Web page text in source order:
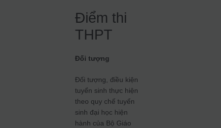
Điểm thi
THPT
Đối tượng
Đối tượng, điều kiện
tuyển sinh thực hiện
theo quy chế tuyển
sinh đại học hiện
hành của Bộ Giáo